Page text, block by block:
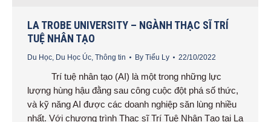
LA TROBE UNIVERSITY – NGÀNH THẠC SĨ TRÍ
TUỆ NHÂN TẠO
Du Học, Du Học Úc, Thông tin By Tiểu Ly 22/10/2022
Trí tuệ nhân tạo (AI) là một trong những lực
lượng hùng hậu đằng sau công cuộc đột phá số thức,
và kỹ năng AI được các doanh nghiệp săn lùng nhiều
nhất. Với chương trình Thạc sĩ Trí Tuệ Nhân Tạo tại La